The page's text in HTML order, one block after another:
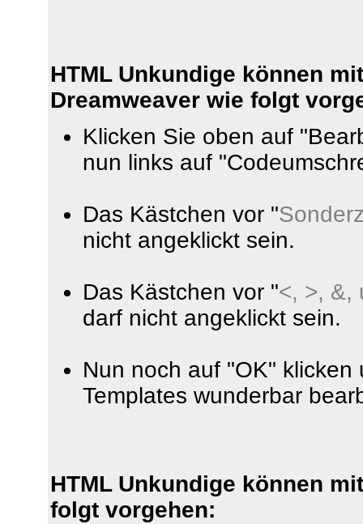
HTML Unkundige können
Dreamweaver wie folgt
Klicken Sie oben auf
nun links auf
Das Kästchen vor "
nicht angeklickt sein.
Das Kästchen vor "<, >, &,
darf nicht angeklickt sein.
Nun noch auf "OK"
Templates wunderbar
HTML Unkundige können
folgt vorgehen: